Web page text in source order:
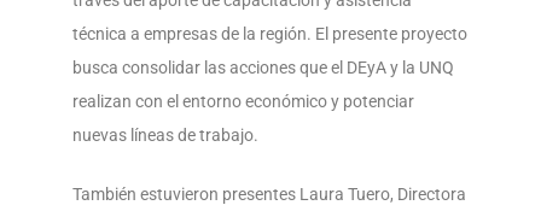
técnica a empresas de la región. El presente proyecto
busca consolidar las acciones que el DEyA y la UNQ
realizan con el entorno económico y potenciar
nuevas líneas de trabajo.
También estuvieron presentes Laura Tuero, Directora